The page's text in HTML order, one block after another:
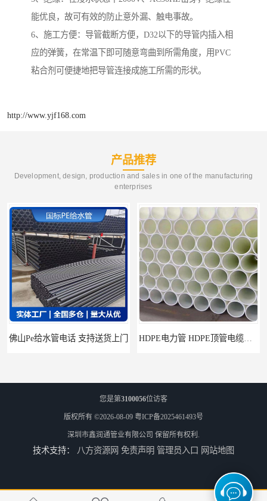
能优良，故可有效的防止意外漏、触电事故。
6、施工方便：导管截断方便，D32以下的导管内插入相
应的弹簧，在常温下即可随意弯曲到所需角度，用PVC
粘合剂可便捷地把导管连接成施工所需的形状。
http://www.yjf168.com
产品推荐
Development, design, production and sales in one of the manufacturing
enterprises
HDPE电力管 HDPE顶管电缆管保护套管
HDPE给水管 佛山Pe给水管电话 支持送货上门
您是第3100056位访客
版权所有 ©2026-08-09 粤ICP备2025461493号
深圳市鑫润通管业有限公司 保留所有权利.
技术支持： 八方资源网 免责声明 管理员入口 网站地图